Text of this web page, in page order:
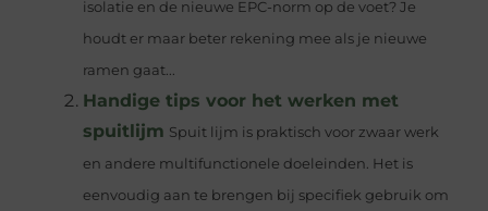
isolatie en de nieuwe EPC-norm op de voet? Je
houdt er maar beter rekening mee als je nieuwe
ramen gaat...
Handige tips voor het werken met
spuitlijm Spuit lijm is praktisch voor zwaar werk
en andere multifunctionele doeleinden. Het is
eenvoudig aan te brengen bij specifiek gebruik om